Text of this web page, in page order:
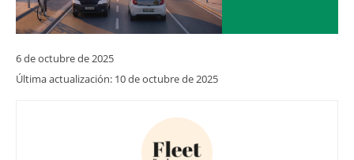
6 de octubre de 2025
Última actualización: 10 de octubre de 2025